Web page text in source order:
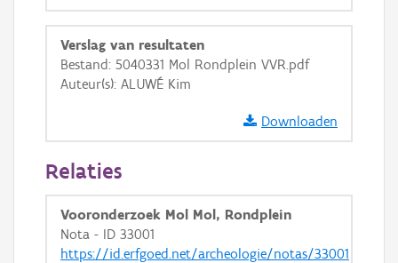
Basis Lagen
GRB-Basiskaart in grijswaarden
Verslag van resultaten
Bestand: 5040331 Mol Rondplein VVR.pdf
Auteur(s): ALUWÉ Kim
Downloaden
Relaties
Vooronderzoek Mol Mol, Rondplein
Nota - ID 33001
https://id.erfgoed.net/archeologie/notas/33001